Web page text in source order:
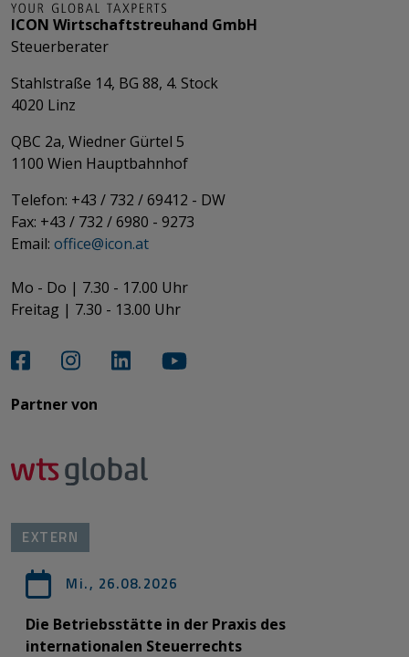
ICON Wirtschaftstreuhand GmbH
Steuerberater
Stahlstraße 14, BG 88, 4. Stock
4020 Linz
QBC 2a, Wiedner Gürtel 5
​​​​​​​1100 Wien Hauptbahnhof
Telefon: +43 / 732 / 69412 - DW
Fax: +43 / 732 / 6980 - 9273
​​​​​​​Email: office@­icon.at
Mo - Do | 7.30 - 17.00 Uhr
Freitag | 7.30 - 13.00 Uhr​​​​​​​
Partner von​​​​​​
EXTERN
Mi., 26.08.2026
Die Betriebsstätte in der Praxis des
internationalen Steuerrechts